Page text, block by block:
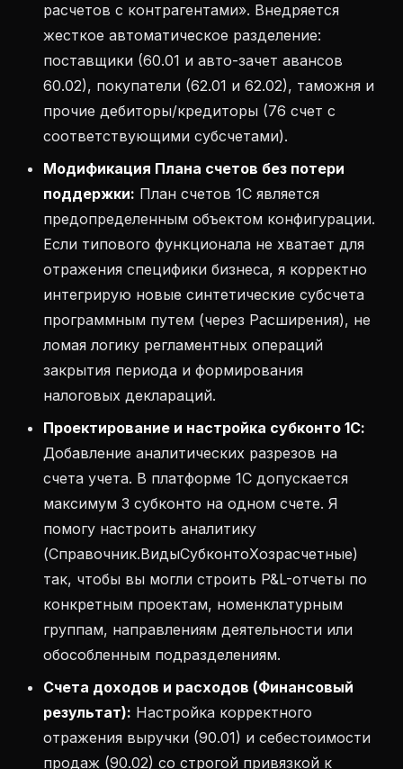
расчетов с контрагентами». Внедряется
жесткое автоматическое разделение:
поставщики (60.01 и авто-зачет авансов
60.02), покупатели (62.01 и 62.02), таможня и
прочие дебиторы/кредиторы (76 счет с
соответствующими субсчетами).
Модификация Плана счетов без потери
поддержки: План счетов 1С является
предопределенным объектом конфигурации.
Если типового функционала не хватает для
отражения специфики бизнеса, я корректно
интегрирую новые синтетические субсчета
программным путем (через Расширения), не
ломая логику регламентных операций
закрытия периода и формирования
налоговых деклараций.
Проектирование и настройка субконто 1С:
Добавление аналитических разрезов на
счета учета. В платформе 1С допускается
максимум 3 субконто на одном счете. Я
помогу настроить аналитику
(Справочник.ВидыСубконтоХозрасчетные)
так, чтобы вы могли строить P&L-отчеты по
конкретным проектам, номенклатурным
группам, направлениям деятельности или
обособленным подразделениям.
Счета доходов и расходов (Финансовый
результат): Настройка корректного
отражения выручки (90.01) и себестоимости
продаж (90.02) со строгой привязкой к